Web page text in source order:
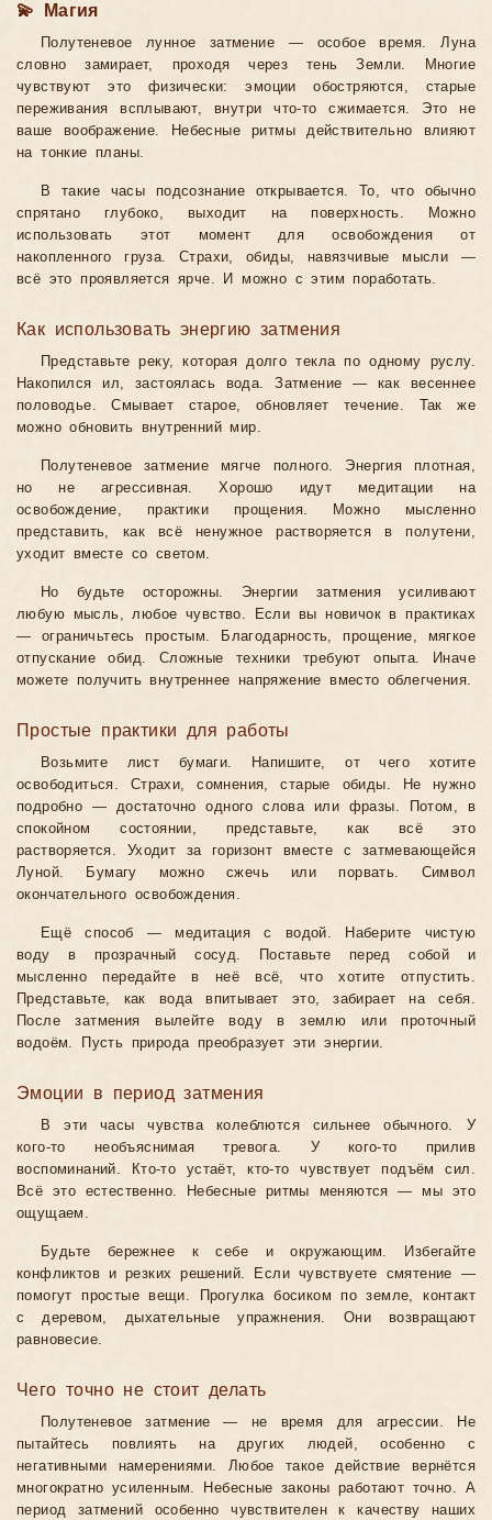
💫 Магия
Полутеневое лунное затмение — особое время. Луна
словно замирает, проходя через тень Земли. Многие
чувствуют это физически: эмоции обостряются, старые
переживания всплывают, внутри что-то сжимается. Это не
ваше воображение. Небесные ритмы действительно влияют
на тонкие планы.
В такие часы подсознание открывается. То, что обычно
спрятано глубоко, выходит на поверхность. Можно
использовать этот момент для освобождения от
накопленного груза. Страхи, обиды, навязчивые мысли —
всё это проявляется ярче. И можно с этим поработать.
Как использовать энергию затмения
Представьте реку, которая долго текла по одному руслу.
Накопился ил, застоялась вода. Затмение — как весеннее
половодье. Смывает старое, обновляет течение. Так же
можно обновить внутренний мир.
Полутеневое затмение мягче полного. Энергия плотная,
но не агрессивная. Хорошо идут медитации на
освобождение, практики прощения. Можно мысленно
представить, как всё ненужное растворяется в полутени,
уходит вместе со светом.
Но будьте осторожны. Энергии затмения усиливают
любую мысль, любое чувство. Если вы новичок в практиках
— ограничьтесь простым. Благодарность, прощение, мягкое
отпускание обид. Сложные техники требуют опыта. Иначе
можете получить внутреннее напряжение вместо облегчения.
Простые практики для работы
Возьмите лист бумаги. Напишите, от чего хотите
освободиться. Страхи, сомнения, старые обиды. Не нужно
подробно — достаточно одного слова или фразы. Потом, в
спокойном состоянии, представьте, как всё это
растворяется. Уходит за горизонт вместе с затмевающейся
Луной. Бумагу можно сжечь или порвать. Символ
окончательного освобождения.
Ещё способ — медитация с водой. Наберите чистую
воду в прозрачный сосуд. Поставьте перед собой и
мысленно передайте в неё всё, что хотите отпустить.
Представьте, как вода впитывает это, забирает на себя.
После затмения вылейте воду в землю или проточный
водоём. Пусть природа преобразует эти энергии.
Эмоции в период затмения
В эти часы чувства колеблются сильнее обычного. У
кого-то необъяснимая тревога. У кого-то прилив
воспоминаний. Кто-то устаёт, кто-то чувствует подъём сил.
Всё это естественно. Небесные ритмы меняются — мы это
ощущаем.
Будьте бережнее к себе и окружающим. Избегайте
конфликтов и резких решений. Если чувствуете смятение —
помогут простые вещи. Прогулка босиком по земле, контакт
с деревом, дыхательные упражнения. Они возвращают
равновесие.
Чего точно не стоит делать
Полутеневое затмение — не время для агрессии. Не
пытайтесь повлиять на других людей, особенно с
негативными намерениями. Любое такое действие вернётся
многократно усиленным. Небесные законы работают точно. А
период затмений особенно чувствителен к качеству наших